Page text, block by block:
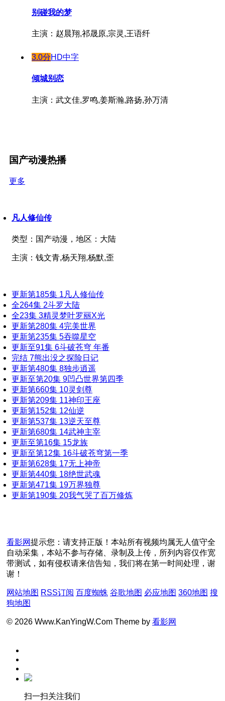
别碰我的梦
主演：赵晨翔,祁晟原,宗灵,王语纤
3.0分HD中字
倾城别恋
主演：武文佳,罗鸣,姜斯瀚,路扬,孙万清
国产动漫热播
更多
凡人修仙传
类型： 国产动漫， 地区： 大陆
主演： 钱文青,杨天翔,杨默,歪
更新第185集 1凡人修仙传
全264集 2斗罗大陆
全23集 3精灵梦叶罗丽X光
更新第280集 4完美世界
更新第235集 5吞噬星空
更新至91集 6斗破苍穹 年番
完结 7熊出没之探险日记
更新第480集 8独步逍遥
更新至第20集 9凹凸世界第四季
更新第660集 10灵剑尊
更新第209集 11神印王座
更新第152集 12仙逆
更新第537集 13逆天至尊
更新第680集 14武神主宰
更新至第16集 15龙族
更新至第12集 16斗破苍穹第一季
更新第628集 17无上神帝
更新第440集 18绝世武魂
更新第471集 19万界独尊
更新第190集 20我气哭了百万修炼
看影网提示您：请支持正版！本站所有视频均属无人值守全
自动采集，本站不参与存储、录制及上传，所列内容仅作宽
带测试，如有侵权请来信告知，我们将在第一时间处理，谢
谢！
网站地图 RSS订阅 百度蜘蛛 谷歌地图 必应地图 360地图 搜
狗地图
© 2026 Www.KanYingW.Com Theme by 看影网
扫一扫关注我们